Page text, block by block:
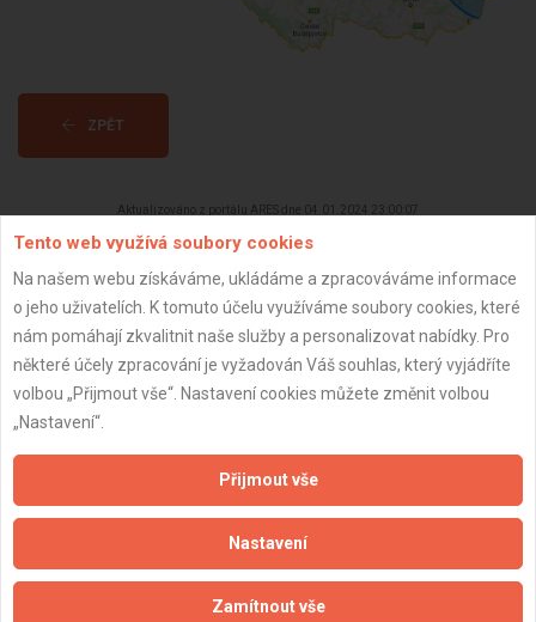
ZPĚT
Aktualizováno z portálu ARES dne 04.01.2024 23:00:07
Důležité informace
Naše firmy a řemeslníci
Zásady pro používání souborů cookie
Obchodní podmínky (zprostředkování)
Obchodní podmínky (rozpočtování)
Reference
Naše excelové tabulky online
Tento web využívá soubory cookies
Na našem webu získáváme, ukládáme a zpracováváme informace
o jeho uživatelích. K tomuto účelu využíváme soubory cookies, které
nám pomáhají zkvalitnit naše služby a personalizovat nabídky. Pro
některé účely zpracování je vyžadován Váš souhlas, který vyjádříte
volbou „Přijmout vše“. Nastavení cookies můžete změnit volbou
„Nastavení“.
Přijmout vše
Nastavení
Zamítnout vše